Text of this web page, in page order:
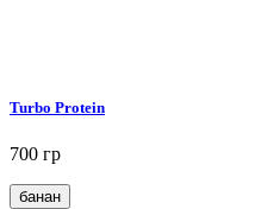
Turbo Protein
700 гр
банан